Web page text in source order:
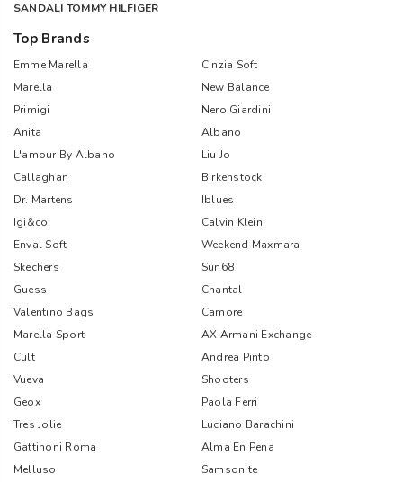
SANDALI TOMMY HILFIGER
Top Brands
Emme Marella
Cinzia Soft
Marella
New Balance
Primigi
Nero Giardini
Anita
Albano
L'amour By Albano
Liu Jo
Callaghan
Birkenstock
Dr. Martens
Iblues
Igi&co
Calvin Klein
Enval Soft
Weekend Maxmara
Skechers
Sun68
Guess
Chantal
Valentino Bags
Camore
Marella Sport
AX Armani Exchange
Cult
Andrea Pinto
Vueva
Shooters
Geox
Paola Ferri
Tres Jolie
Luciano Barachini
Gattinoni Roma
Alma En Pena
Melluso
Samsonite